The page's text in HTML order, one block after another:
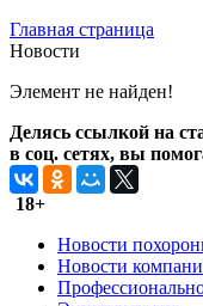
Главная страница
Новости
Элемент не найден!
Делясь ссылкой на
в соц. сетях, вы
18+
Новости
Новости